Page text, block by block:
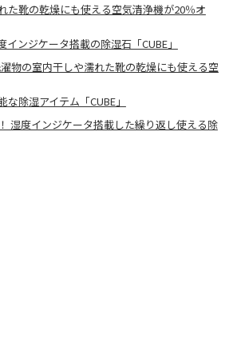
た靴の乾燥にも使える空気清浄機が20％オ
ンジケータ搭載の除湿石「CUBE」
物の室内干しや濡れた靴の乾燥にも使える空
除湿アイテム「CUBE」
湿度インジケータ搭載した繰り返し使える除